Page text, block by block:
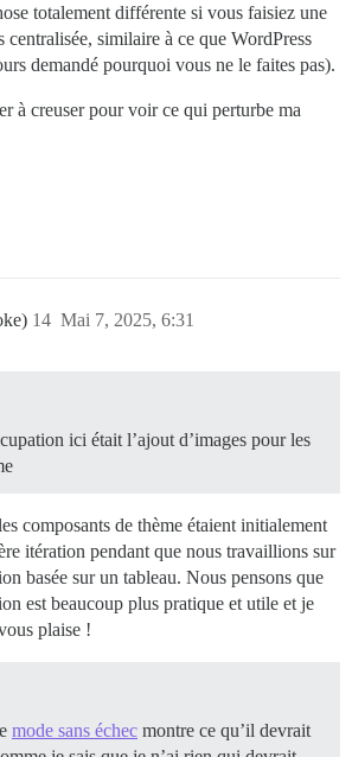
totalement différente si vous faisiez une
centralisée, similaire à ce que WordPress
demandé pourquoi vous ne le faites pas).
à creuser pour voir ce qui perturbe ma
Mai 7, 2025, 6:31
14
ici était l’ajout d’images pour les
composants de thème étaient initialement
itération pendant que nous travaillions sur
basée sur un tableau. Nous pensons que
est beaucoup plus pratique et utile et je
plaise !
mode sans échec montre ce qu’il devrait